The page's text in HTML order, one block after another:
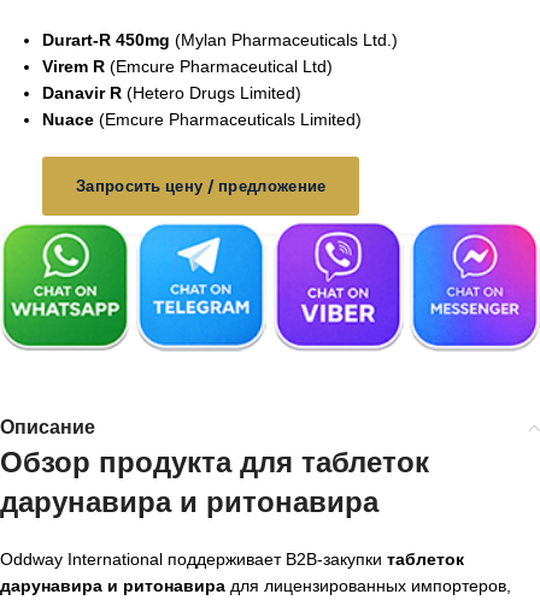
Durart-R 450mg (Mylan Pharmaceuticals Ltd.)
Virem R (Emcure Pharmaceutical Ltd)
Danavir R (Hetero Drugs Limited)
Nuace (Emcure Pharmaceuticals Limited)
Запросить цену / предложение
Описание
Обзор продукта для таблеток
дарунавира и ритонавира
Oddway International поддерживает B2B-закупки таблеток
дарунавира и ритонавира для лицензированных импортеров,